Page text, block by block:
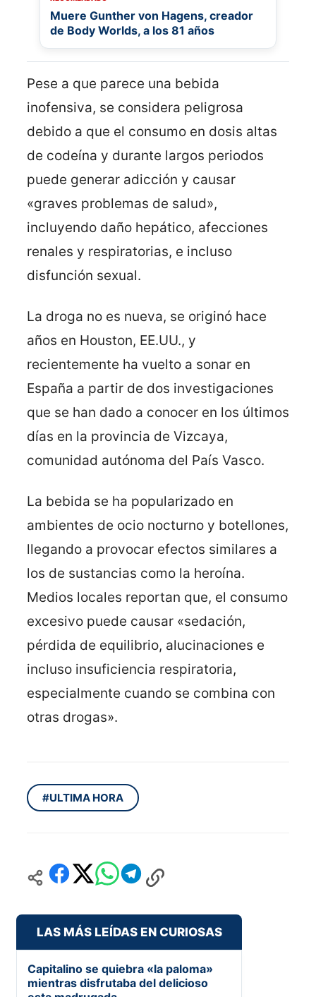
Muere Gunther von Hagens, creador
de Body Worlds, a los 81 años
Pese a que parece una bebida
inofensiva, se considera peligrosa
debido a que el consumo en dosis altas
de codeína y durante largos periodos
puede generar adicción y causar
«graves problemas de salud»,
incluyendo daño hepático, afecciones
renales y respiratorias, e incluso
disfunción sexual.
La droga no es nueva, se originó hace
años en Houston, EE.UU., y
recientemente ha vuelto a sonar en
España a partir de dos investigaciones
que se han dado a conocer en los últimos
días en la provincia de Vizcaya,
comunidad autónoma del País Vasco.
La bebida se ha popularizado en
ambientes de ocio nocturno y botellones,
llegando a provocar efectos similares a
los de sustancias como la heroína.
Medios locales reportan que, el consumo
excesivo puede causar «sedación,
pérdida de equilibrio, alucinaciones e
incluso insuficiencia respiratoria,
especialmente cuando se combina con
otras drogas».
#ULTIMA HORA
LAS MÁS LEÍDAS EN CURIOSAS
Capitalino se quiebra «la paloma»
mientras disfrutaba del delicioso